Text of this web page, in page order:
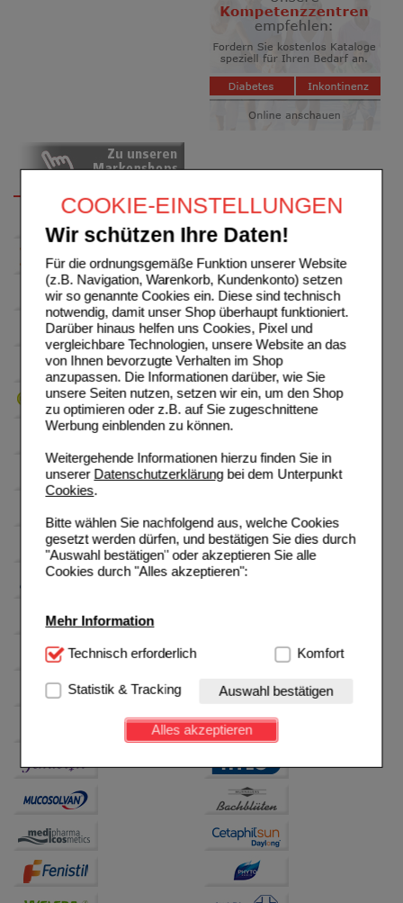
COOKIE-EINSTELLUNGEN
Wir schützen Ihre Daten!
Für die ordnungsgemäße Funktion unserer Website
(z.B. Navigation, Warenkorb, Kundenkonto) setzen
wir so genannte Cookies ein. Diese sind technisch
notwendig, damit unser Shop überhaupt funktioniert.
Darüber hinaus helfen uns Cookies, Pixel und
vergleichbare Technologien, unsere Website an das
von Ihnen bevorzugte Verhalten im Shop
anzupassen. Die Informationen darüber, wie Sie
unsere Seiten nutzen, setzen wir ein, um den Shop
zu optimieren oder z.B. auf Sie zugeschnittene
Werbung einblenden zu können.
Weitergehende Informationen hierzu finden Sie in
unserer Datenschutzerklärungbei dem Unterpunkt
Cookies.
Bitte wählen Sie nachfolgend aus, welche Cookies
gesetzt werden dürfen, und bestätigen Sie dies durch
"Auswahl bestätigen" oder akzeptieren Sie alle
Cookies durch "Alles akzeptieren":
Mehr Information
Technisch Notwendig:Hierbei handelt es sich um
Website notwendig sind (z.B. Navigation, Warenkorb,
Kundenkonto), weshalb auf diese nicht verzichtet
werden kann.
Einkaufserlebnis noch ansprechender zu gestalten,
Besuchers oder unsere Seite an bevorzugte
Verhaltensweisen (z.B. Spracheinstellung)
anzupassen. Komfort-Cookies ermöglichen es uns
auch auf Ihre Bedürfnisse zugeschrittene Inhalte
anzuzeigen und unser Partnerprogramm zu
betreiben.
Technisch erforderlich Komfort
Statistik & Tracking Auswahl bestätigen
Alles akzeptieren